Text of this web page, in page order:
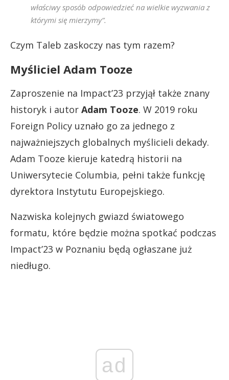
właściwy sposób odpowiedzieć na wielkie wyzwania z
którymi się mierzymy”.
Czym Taleb zaskoczy nas tym razem?
Myśliciel Adam Tooze
Zaproszenie na Impact’23 przyjął także znany
historyk i autor Adam Tooze. W 2019 roku
Foreign Policy uznało go za jednego z
najważniejszych globalnych myślicieli dekady.
Adam Tooze kieruje katedrą historii na
Uniwersytecie Columbia, pełni także funkcję
dyrektora Instytutu Europejskiego.
Nazwiska kolejnych gwiazd światowego
formatu, które będzie można spotkać podczas
Impact’23 w Poznaniu będą ogłaszane już
niedługo.
ad